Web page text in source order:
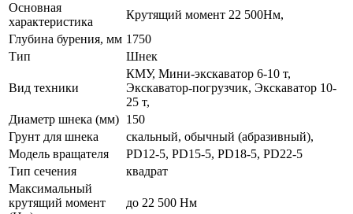
Основная
характеристика
Крутящий момент 22 500Нм,
Глубина бурения, мм 1750
Тип
Шнек
Вид техники
КМУ, Мини-экскаватор 6-10 т,
Экскаватор-погрузчик, Экскаватор 10-
25 т,
Диаметр шнека (мм) 150
Грунт для шнека
скальный, обычный (абразивный),
Модель вращателя
PD12-5, PD15-5, PD18-5, PD22-5
Тип сечения
квадрат
Максимальный
крутящий момент
до 22 500 Нм